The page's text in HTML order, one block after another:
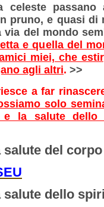
celeste
pruno, e quasi di
via del mondo
e quella del
miei, che
agli altri. >>
a far
solo
la salute dello
del
salute dello